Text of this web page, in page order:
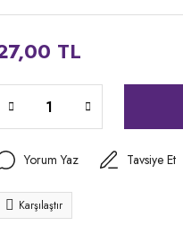
TL
Yorum Yaz Tavsiye Et
Karşılaştır